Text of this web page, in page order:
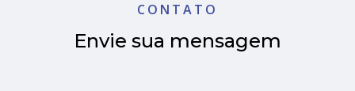
CONTATO
Envie sua mensagem